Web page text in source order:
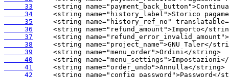
     33
     34
     35
     36
     37
     38
     39
     40
     41
     42